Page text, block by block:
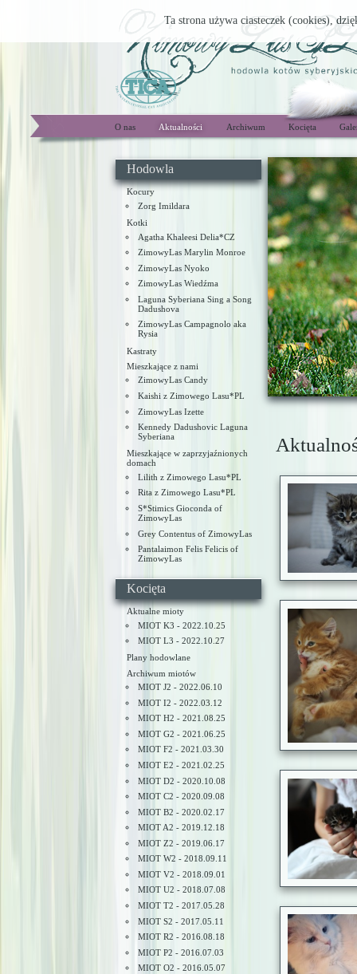
O nas Aktualności Archiwum Kocięta
Hodowla
Kocury
Zorg Imildara
Kotki
Agatha Khaleesi Delia*CZ
ZimowyLas Marylin Monroe
ZimowyLas Nyoko
ZimowyLas Wiedźma
Laguna Syberiana Sing a Song
Dadushova
ZimowyLas Campagnolo aka
Rysia
Kastraty
Mieszkające z nami
ZimowyLas Candy
Kaishi z Zimowego Lasu*PL
ZimowyLas Izette
Kennedy Dadushovic Laguna
Syberiana
Mieszkające w zaprzyjaźnionych
domach
Lilith z Zimowego Lasu*PL
Rita z Zimowego Lasu*PL
S*Stimics Gioconda of
ZimowyLas
Grey Contentus of ZimowyLas
Pantalaimon Felis Felicis of
ZimowyLas
Kocięta
Aktualne mioty
MIOT K3 - 2022.10.25
MIOT L3 - 2022.10.27
Plany hodowlane
Archiwum miotów
MIOT J2 - 2022.06.10
MIOT I2 - 2022.03.12
MIOT H2 - 2021.08.25
MIOT G2 - 2021.06.25
MIOT F2 - 2021.03.30
MIOT E2 - 2021.02.25
MIOT D2 - 2020.10.08
MIOT C2 - 2020.09.08
MIOT B2 - 2020.02.17
MIOT A2 - 2019.12.18
MIOT Z2 - 2019.06.17
MIOT W2 - 2018.09.11
MIOT V2 - 2018.09.01
MIOT U2 - 2018.07.08
MIOT T2 - 2017.05.28
MIOT S2 - 2017.05.11
MIOT R2 - 2016.08.18
MIOT P2 - 2016.07.03
MIOT O2 - 2016.05.07
Ta strona używa ciasteczek (cookies),